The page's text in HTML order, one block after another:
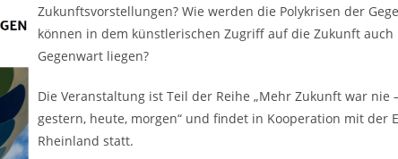
Zukunftsvorstellungen? Wie werden die Polykrisen der
können in dem künstlerischen Zugriff auf die Zukunft
Gegenwart liegen?
Die Veranstaltung ist Teil der Reihe „Mehr Zukunft war
gestern, heute, morgen“ und findet in Kooperation mit der
Rheinland statt.